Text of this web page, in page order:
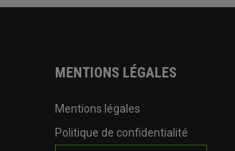
MENTIONS LÉGALES
Mentions légales
Politique de confidentialité